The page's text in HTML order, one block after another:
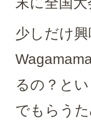
少しだけ
るの？と
でもらう